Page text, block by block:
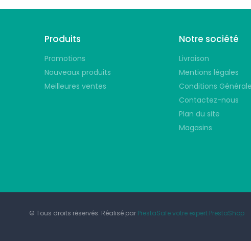
Produits
Promotions
Nouveaux produits
Meilleures ventes
Notre société
Livraison
Mentions légales
Conditions
Contactez-nous
Plan du site
Magasins
© Tous droits réservés. Réalisé par PrestaSafe votre expert PrestaShop